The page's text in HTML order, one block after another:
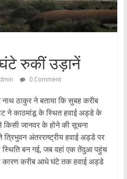
रुकीं उड़ानें
0 Comment
ठाकुर ने बताया कि सुबह करीब
ने काठमांडू के स्थित हवाई अड्डे के
किसी जानवर के होने की सूचना
अंतरराष्ट्रीय हवाई अड्डे पर
बन गई, जब वहां एक तेंदुआ पहुंच
कारण करीब आधे घंटे तक हवाई अड्डे